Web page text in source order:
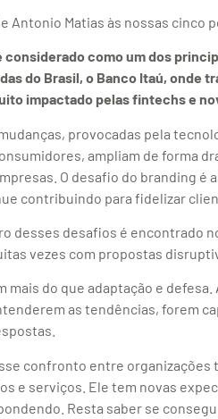
Antonio Matias às nossas cinco
considerado como um dos
do Brasil, o Banco Itaú, onde
impactado pelas fintechs e
provocadas pela
ampliam de forma
O desafio do branding é
contribuindo para fidelizar
desses desafios é encontrado
vezes com propostas
mais do que adaptação e
as tendências, forem
confronto entre
e serviços. Ele tem novas
Resta saber se